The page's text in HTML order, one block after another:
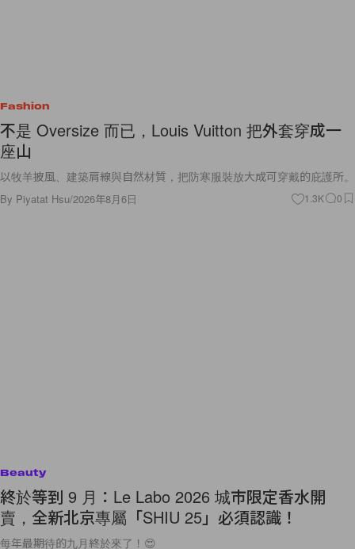
Fashion
不是 Oversize 而已，Louis Vuitton 把外套穿成一
座山
以牧羊披風、建築肩線與自然材質，把防寒服裝放大成可穿戴的庇護所。
By Piyatat Hsu/2026年8月6日 1.3K 0
Beauty
終於等到 9 月：Le Labo 2026 城市限定香水開
賣，全新北京專屬「SHIU 25」必須認識！
每年最期待的九月終於來了！😍